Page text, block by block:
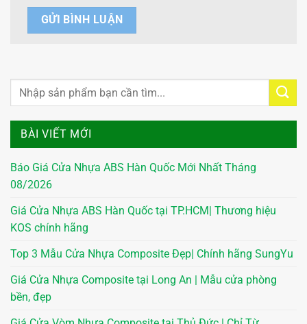
BÀI VIẾT MỚI
Báo Giá Cửa Nhựa ABS Hàn Quốc Mới Nhất Tháng
08/2026
Giá Cửa Nhựa ABS Hàn Quốc tại TP.HCM| Thương hiệu
KOS chính hãng
Top 3 Mẫu Cửa Nhựa Composite Đẹp| Chính hãng SungYu
Giá Cửa Nhựa Composite tại Long An | Mẫu cửa phòng
bền, đẹp